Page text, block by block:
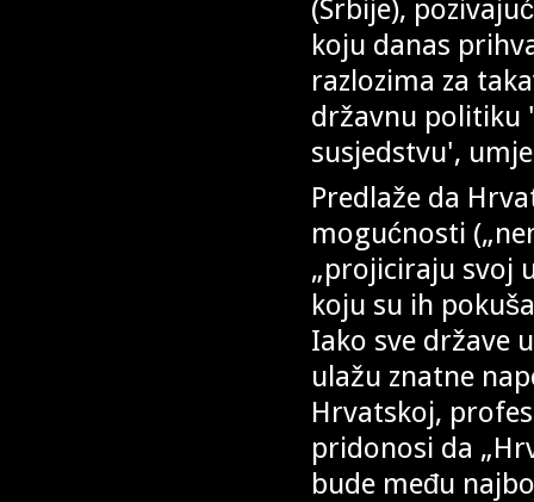
(Srbije),
koju danas
razlozima za
državnu politiku
susjedstvu',
Predlaže da
mogućnosti
„projiciraju svoj
koju su ih
Iako sve države
ulažu znatne
Hrvatskoj,
pridonosi da
bude među